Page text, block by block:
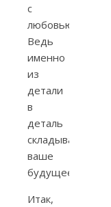
с
любовью.
Ведь
именно
из
детали
в
деталь
складывается
ваше
будущее.
Итак,